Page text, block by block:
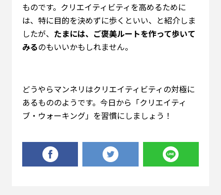
ものです。クリエイティビティを高めるために
は、特に目的を決めずに歩くといい、と紹介しま
したが、 たまには、ご褒美ルートを作って歩いて
みるのもいいかもしれません。
どうやらマンネリはクリエイティビティの対極に
あるもののようです。今日から「クリエイティ
ブ・ウォーキング」を習慣にしましょう！